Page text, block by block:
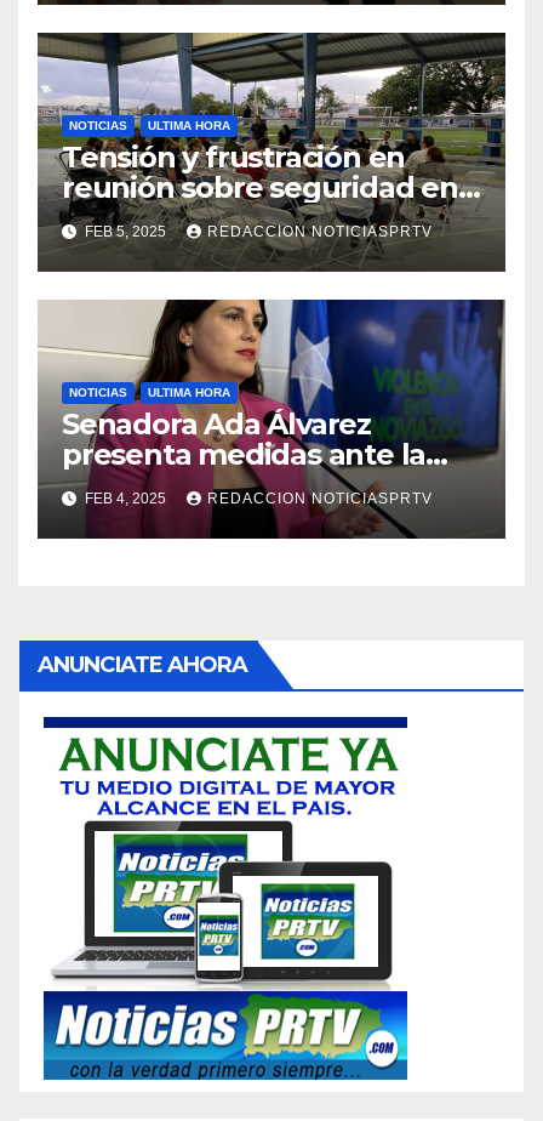
NOTICIAS ULTIMA HORA
Tensión y frustración en
reunión sobre seguridad en
Reparto Metropolitano
FEB 5, 2025 REDACCION NOTICIASPRTV
NOTICIAS ULTIMA HORA
Senadora Ada Álvarez
presenta medidas ante la
violencia en el noviazgo
FEB 4, 2025 REDACCION NOTICIASPRTV
ANUNCIATE AHORA